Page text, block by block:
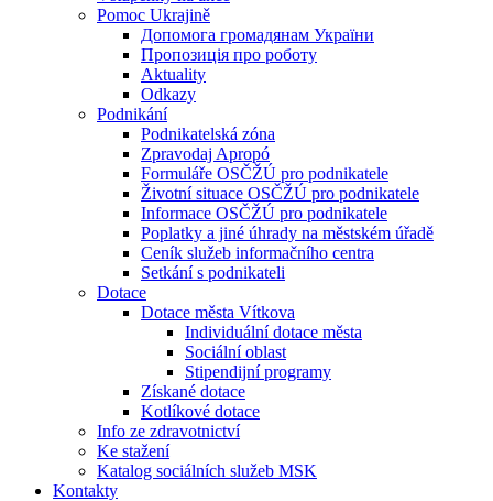
Pomoc Ukrajině
Допомога громадянам України
Пропозиція про роботу
Aktuality
Odkazy
Podnikání
Podnikatelská zóna
Zpravodaj Apropó
Formuláře OSČŽÚ pro podnikatele
Životní situace OSČŽÚ pro podnikatele
Informace OSČŽÚ pro podnikatele
Poplatky a jiné úhrady na městském úřadě
Ceník služeb informačního centra
Setkání s podnikateli
Dotace
Dotace města Vítkova
Individuální dotace města
Sociální oblast
Stipendijní programy
Získané dotace
Kotlíkové dotace
Info ze zdravotnictví
Ke stažení
Katalog sociálních služeb MSK
Kontakty